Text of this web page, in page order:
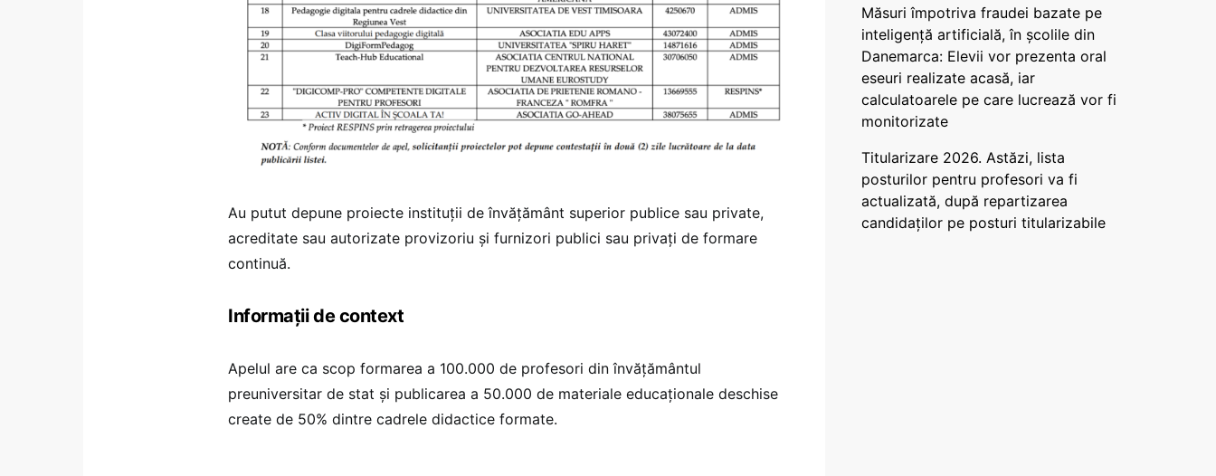
Au putut depune proiecte instituții de învățământ superior publice sau private,
acreditate sau autorizate provizoriu și furnizori publici sau privați de formare
continuă.
Informații de context
Apelul are ca scop formarea a 100.000 de profesori din învățământul
preuniversitar de stat și publicarea a 50.000 de materiale educaționale deschise
create de 50% dintre cadrele didactice formate.
Măsuri împotriva fraudei bazate pe
inteligență artificială, în școlile din
Danemarca: Elevii vor prezenta oral
eseuri realizate acasă, iar
calculatoarele pe care lucrează vor fi
monitorizate
Titularizare 2026. Astăzi, lista
posturilor pentru profesori va fi
actualizată, după repartizarea
candidaților pe posturi titularizabile